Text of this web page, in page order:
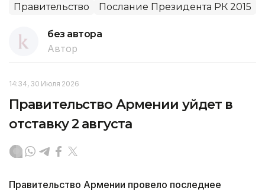
Правительство Послание Президента РК 2015
без автора
Автор
14:34, 30 Июля 2026
Правительство Армении уйдет в
отставку 2 августа
Правительство Армении провело последнее